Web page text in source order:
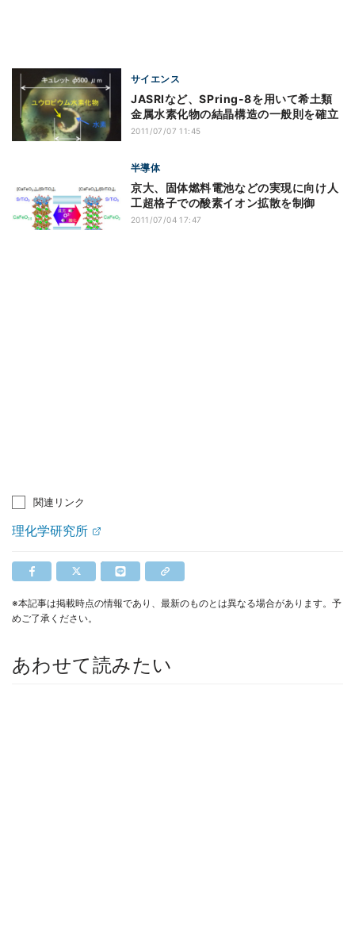
サイエンス
JASRIなど、SPring-8を用いて希土類
金属水素化物の結晶構造の一般則を確立
2011/07/07 11:45
半導体
京大、固体燃料電池などの実現に向け人
工超格子での酸素イオン拡散を制御
2011/07/04 17:47
関連リンク
理化学研究所
※本記事は掲載時点の情報であり、最新のものとは異なる場合があります。予
めご了承ください。
あわせて読みたい